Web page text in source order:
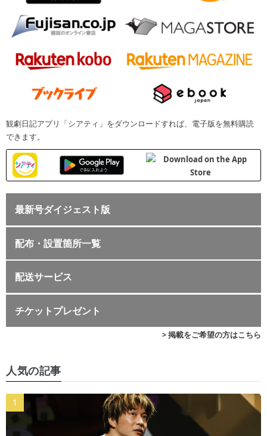
観劇日記アプリ「シアティ」をダウンロードすれば、電子版を無料購読
できます。
最新号ダイジェスト版
配布・設置箇所一覧
配送サービス
チケットプレゼント
> 掲載をご希望の方はこちら
人気の記事